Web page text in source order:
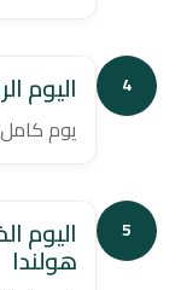
4 اليوم
يوم
5 اليوم
هولندا